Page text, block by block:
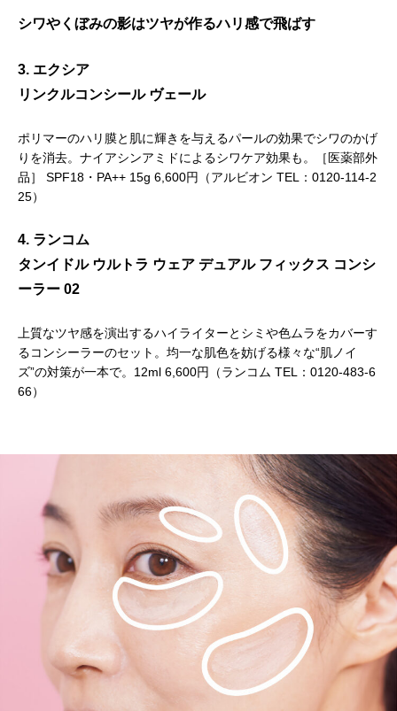
シワやくぼみの影はツヤが作るハリ感で飛ばす
3. エクシア
リンクルコンシール ヴェール
ポリマーのハリ膜と肌に輝きを与えるパールの効果でシワのかげ
りを消去。ナイアシンアミドによるシワケア効果も。［医薬部外
品］ SPF18・PA++ 15g 6,600円（アルビオン TEL：0120-114-2
25）
4. ランコム
タンイドル ウルトラ ウェア デュアル フィックス コンシ
ーラー 02
上質なツヤ感を演出するハイライターとシミや色ムラをカバーす
るコンシーラーのセット。均一な肌色を妨げる様々な“肌ノイ
ズ”の対策が一本で。12ml 6,600円（ランコム TEL：0120-483-6
66）